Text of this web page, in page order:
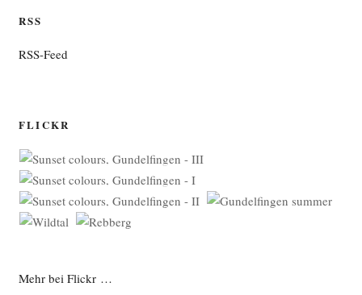
RSS
RSS-Feed
FLICKR
Mehr bei Flickr …